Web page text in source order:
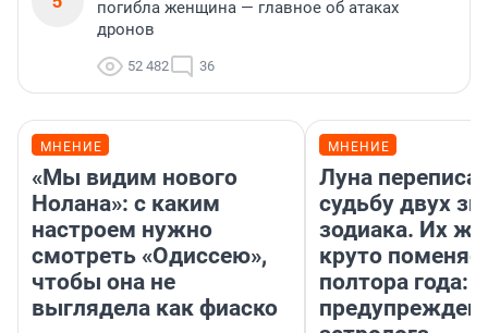
погибла женщина — главное об атаках
дронов
52 482 36
МНЕНИЕ
«Мы видим нового
Нолана»: с каким
настроем нужно
смотреть «Одиссею»,
чтобы она не
выглядела как фиаско
МНЕНИЕ
Луна
судьбу двух
зодиака. Их
круто
полтора года: